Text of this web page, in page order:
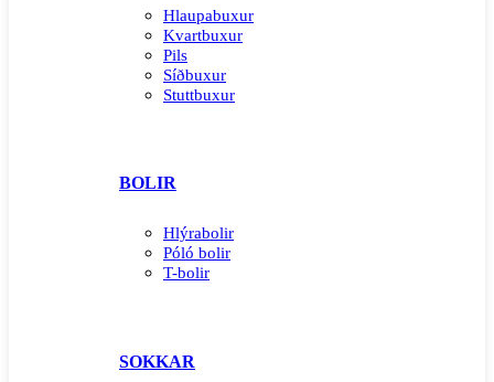
Hlaupabuxur
Kvartbuxur
Pils
Síðbuxur
Stuttbuxur
BOLIR
Hlýrabolir
Póló bolir
T-bolir
SOKKAR